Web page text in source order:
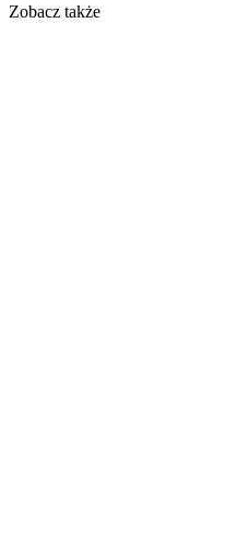
Zobacz także